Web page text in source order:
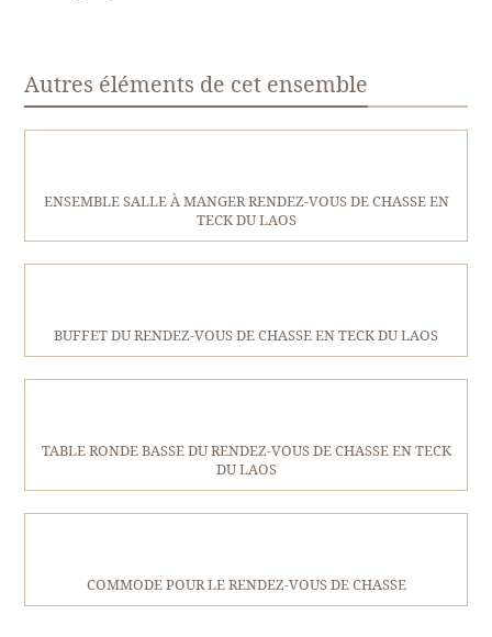
Autres éléments de cet ensemble
ENSEMBLE SALLE À MANGER RENDEZ-VOUS DE CHASSE EN
TECK DU LAOS
BUFFET DU RENDEZ-VOUS DE CHASSE EN TECK DU LAOS
TABLE RONDE BASSE DU RENDEZ-VOUS DE CHASSE EN TECK
DU LAOS
COMMODE POUR LE RENDEZ-VOUS DE CHASSE